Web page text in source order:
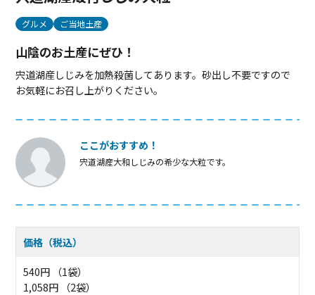
グルメ ご当地土産
山陰のお土産にぜひ！
宍道湖産しじみを加熱殺菌してあります。砂出し不要ですので
お気軽にお召し上がりください。
ここがおすすめ！
宍道湖産大和しじみの希少な大粒です。
価格（税込）
540円 （1袋）
1,058円 （2袋）